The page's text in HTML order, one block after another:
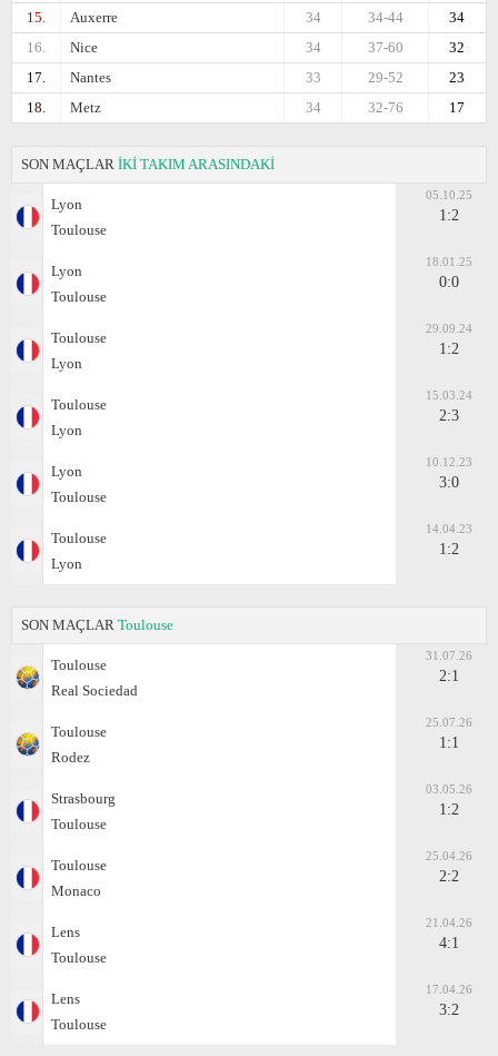
15.
Auxerre 34
34-44
34
16.
Nice 32
37-60
34
17.
Nantes 23
29-52
33
18.
Metz 17
32-76
34
SON MAÇLAR İKİ TAKIM ARASINDAKİ
Lyon
Toulouse
05.10.25
1:2
Lyon
Toulouse
18.01.25
0:0
Toulouse
Lyon
29.09.24
1:2
Toulouse
Lyon
15.03.24
2:3
Lyon
Toulouse
10.12.23
3:0
Toulouse
Lyon
14.04.23
1:2
SON MAÇLAR Toulouse
Toulouse
Real Sociedad
31.07.26
2:1
Toulouse
Rodez
25.07.26
1:1
Strasbourg
Toulouse
03.05.26
1:2
Toulouse
Monaco
25.04.26
2:2
Lens
Toulouse
21.04.26
4:1
Lens
Toulouse
17.04.26
3:2